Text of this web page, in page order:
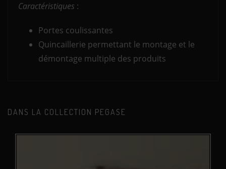
Caractéristiques :
Portes coulissantes
Quincaillerie permettant le montage et le
démontage multiple des produits
DANS LA COLLECTION PEGASE